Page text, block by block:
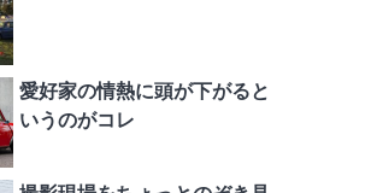
愛好家の情熱に頭が下がると
いうのがコレ